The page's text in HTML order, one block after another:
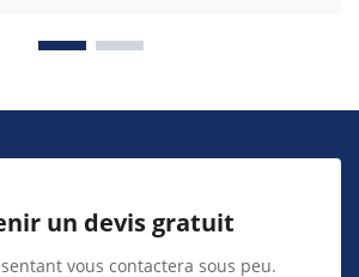
un devis gratuit
vous contactera sous peu.